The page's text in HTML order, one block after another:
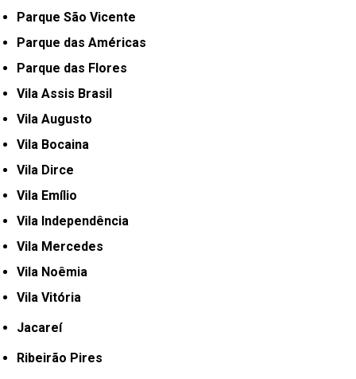
Parque São Vicente
Parque das Américas
Parque das Flores
Vila Assis Brasil
Vila Augusto
Vila Bocaina
Vila Dirce
Vila Emílio
Vila Independência
Vila Mercedes
Vila Noêmia
Vila Vitória
Jacareí
Ribeirão Pires